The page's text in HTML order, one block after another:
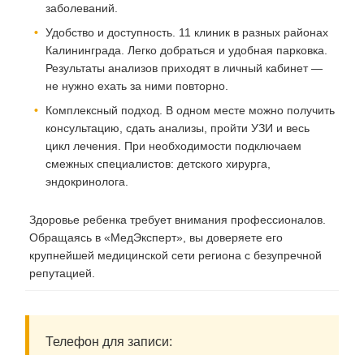
заболеваний.
Удобство и доступность. 11 клиник в разных районах
Калининграда. Легко добраться и удобная парковка.
Результаты анализов приходят в личный кабинет —
не нужно ехать за ними повторно.
Комплексный подход. В одном месте можно получить
консультацию, сдать анализы, пройти УЗИ и весь
цикл лечения. При необходимости подключаем
смежных специалистов: детского хирурга,
эндокринолога.
Здоровье ребенка требует внимания профессионалов.
Обращаясь в «МедЭксперт», вы доверяете его
крупнейшей медицинской сети региона с безупречной
репутацией.
Телефон для записи: